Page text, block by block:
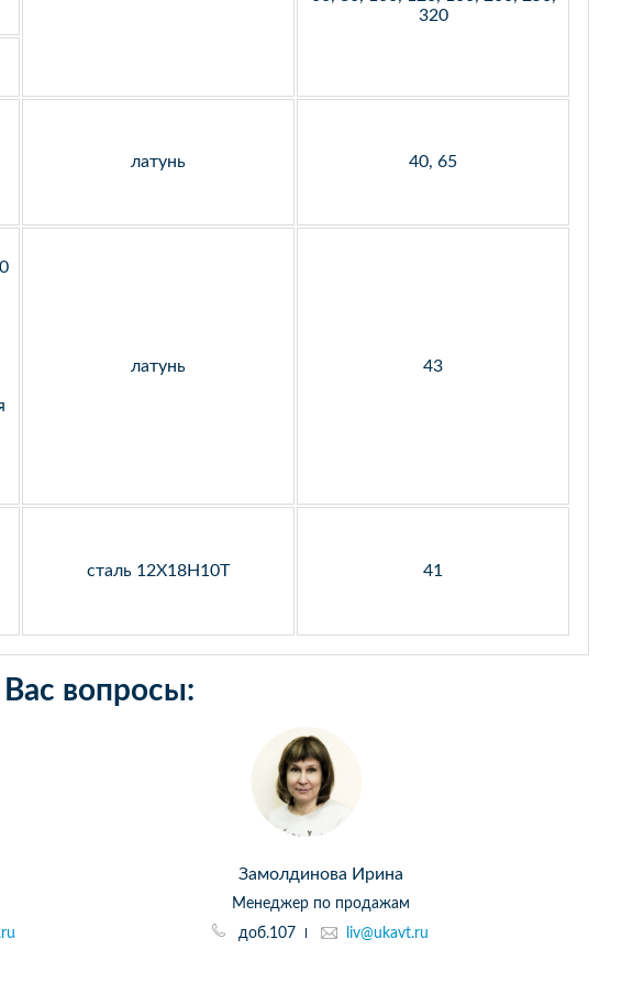
320
латунь 40, 65
латунь 43
сталь 12Х18Н10Т 41
вопросы:
Замолдинова Ирина
Менеджер по продажам
доб.107
liv@ukavt.ru